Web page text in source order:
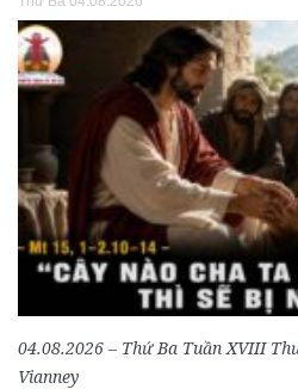
04.08.2026 – Thứ Ba Tuần XVIII
Vianney